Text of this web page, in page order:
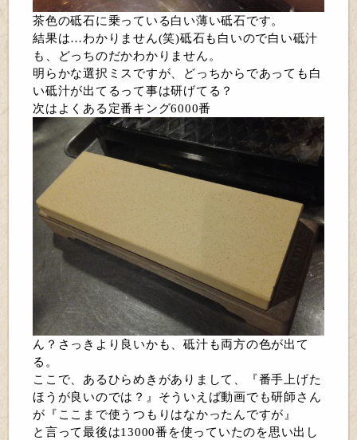
茶色の砥石に乗っている白い薄い砥石です。
結果は…わかりません(笑)砥石も白いので白い砥汁
も、どっちのだかわかりません。
明らかな選択ミスですが、どっちからであっても白
い砥汁が出てるって事は研げてる？
次はよくある定番キング6000番
ん？さっきより良いかも、砥汁も両方の色が出て
る。
ここで、あるひらめきがありまして、『番手上げた
ほうが良いのでは？』そういえば動画でも研師さん
が『ここまで使うつもりはなかったんですが』
と言って最後は13000番を使っていたのを思い出し